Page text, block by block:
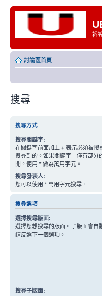
裕
討論區首頁
搜尋
搜尋方式
搜尋關鍵字:
在關鍵字前面加上 + 表示必須被搜
搜尋到的。如果關鍵字中僅有部分
開。使用 * 做為萬用字元。
搜尋發表人:
您可以使用 * 萬用字元搜尋。
搜尋選項
選擇搜尋版面:
選擇您想搜尋的版面。子版面會自
請反選下一個選項。
搜尋子版面: